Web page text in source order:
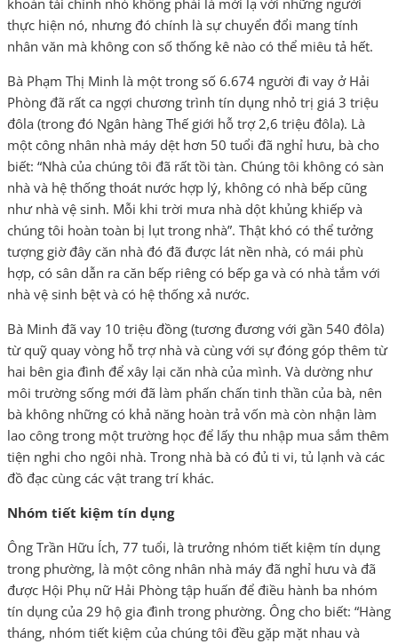
khoản tài chính nhỏ không phải là mới lạ với những người
thực hiện nó, nhưng đó chính là sự chuyển đổi mang tính
nhân văn mà không con số thống kê nào có thể miêu tả hết.
Bà Phạm Thị Minh là một trong số 6.674 người đi vay ở Hải
Phòng đã rất ca ngợi chương trình tín dụng nhỏ trị giá 3 triệu
đôla (trong đó Ngân hàng Thế giới hỗ trợ 2,6 triệu đôla). Là
một công nhân nhà máy dệt hơn 50 tuổi đã nghỉ hưu, bà cho
biết: “Nhà của chúng tôi đã rất tồi tàn. Chúng tôi không có sàn
nhà và hệ thống thoát nước hợp lý, không có nhà bếp cũng
như nhà vệ sinh. Mỗi khi trời mưa nhà dột khủng khiếp và
chúng tôi hoàn toàn bị lụt trong nhà”. Thật khó có thể tưởng
tượng giờ đây căn nhà đó đã được lát nền nhà, có mái phù
hợp, có sân dẫn ra căn bếp riêng có bếp ga và có nhà tắm với
nhà vệ sinh bệt và có hệ thống xả nước.
Bà Minh đã vay 10 triệu đồng (tương đương với gần 540 đôla)
từ quỹ quay vòng hỗ trợ nhà và cùng với sự đóng góp thêm từ
hai bên gia đình để xây lại căn nhà của mình. Và dường như
môi trường sống mới đã làm phấn chấn tinh thần của bà, nên
bà không những có khả năng hoàn trả vốn mà còn nhận làm
lao công trong một trường học để lấy thu nhập mua sắm thêm
tiện nghi cho ngôi nhà. Trong nhà bà có đủ ti vi, tủ lạnh và các
đồ đạc cùng các vật trang trí khác.
Nhóm tiết kiệm tín dụng
Ông Trần Hữu Ích, 77 tuổi, là trưởng nhóm tiết kiệm tín dụng
trong phường, là một công nhân nhà máy đã nghỉ hưu và đã
được Hội Phụ nữ Hải Phòng tập huấn để điều hành ba nhóm
tín dụng của 29 hộ gia đình trong phường. Ông cho biết: “Hàng
tháng, nhóm tiết kiệm của chúng tôi đều gặp mặt nhau và